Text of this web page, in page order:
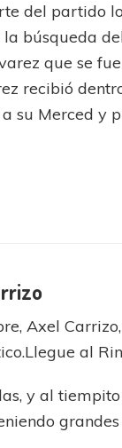
del partido
la búsqueda
que se
recibió
su Merced y
Axel
al
y al